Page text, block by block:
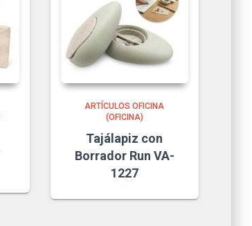
ARTÍCULOS OFICINA
(OFICINA)
Tajálapiz con
Borrador Run VA-
1227